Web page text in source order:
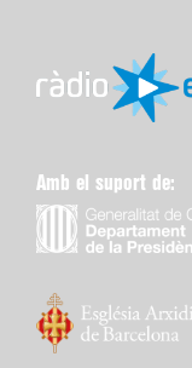
Amb el suport de: